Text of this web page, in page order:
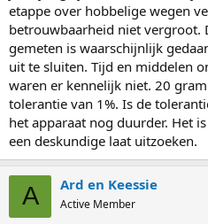
etappe over hobbelige wegen
betrouwbaarheid niet vergroot.
gemeten is waarschijnlijk
uit te sluiten. Tijd en middelen
waren er kennelijk niet. 20
tolerantie van 1%. Is de
het apparaat nog duurder. Het
een deskundige laat uitzoeken.
A Ard en Keessie
Active Member